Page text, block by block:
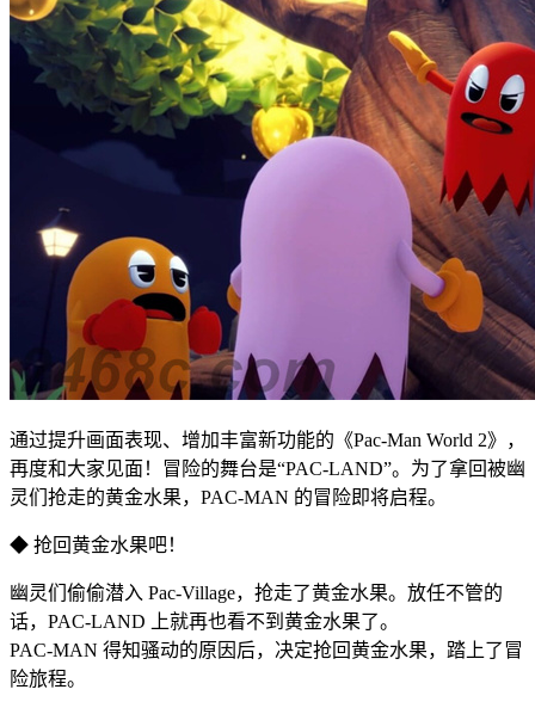
通过提升画面表现、增加丰富新功能的《Pac-Man World 2》，
再度和大家见面！冒险的舞台是“PAC-LAND”。为了拿回被幽
灵们抢走的黄金水果，PAC-MAN 的冒险即将启程。
◆ 抢回黄金水果吧！
幽灵们偷偷潜入 Pac-Village，抢走了黄金水果。放任不管的
话，PAC-LAND 上就再也看不到黄金水果了。
PAC-MAN 得知骚动的原因后，决定抢回黄金水果，踏上了冒
险旅程。